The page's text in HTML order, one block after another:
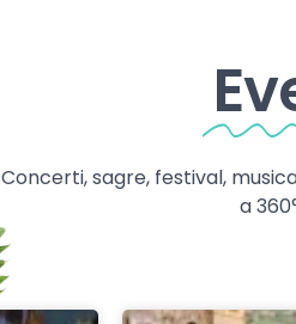
Concerti, sagre, festival,
a